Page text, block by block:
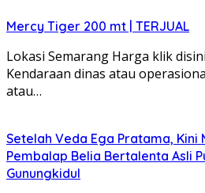
Mercy Tiger 200 mt | TERJUAL
Lokasi Semarang Harga klik
Kendaraan dinas atau
atau…
Setelah Veda Ega Pratama, Kini
Pembalap Belia Bertalenta Asli
Gunungkidul